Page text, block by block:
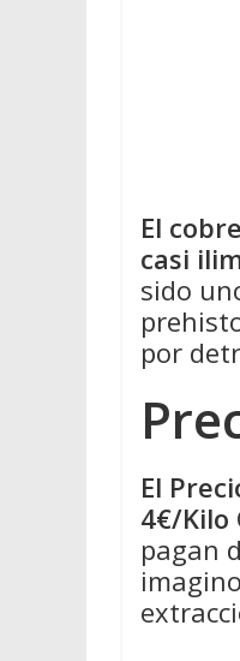
El
casi
sido
por
El
4€/Kilo
pagan